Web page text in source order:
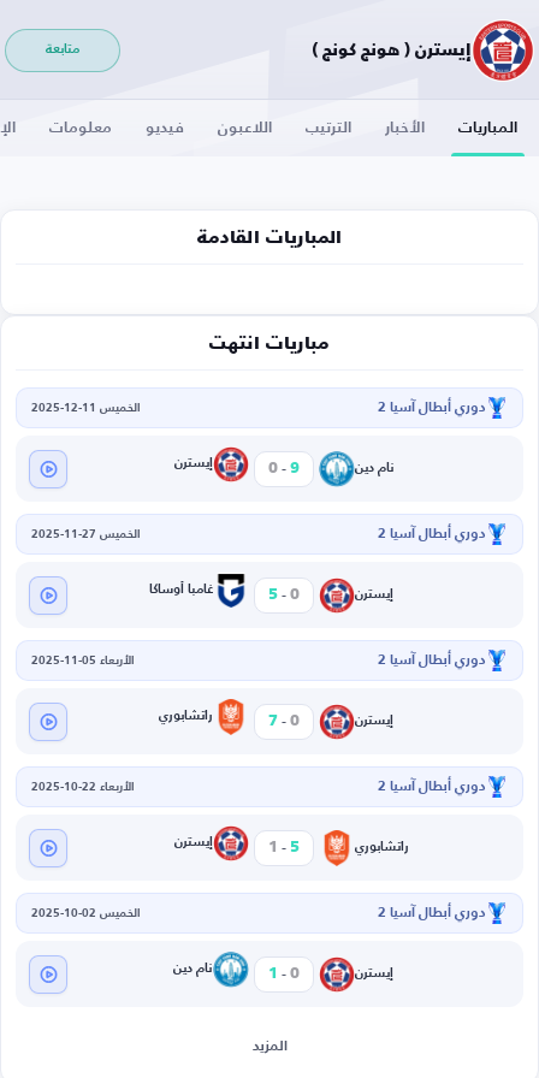
إيسترن ( هونج كونج ) متابعة
المباريات الأخبار الترتيب اللاعبون فيديو معلومات
المباريات القادمة
مباريات انتهت
دوري أبطال آسيا 2 الخميس 11-12-2025
نام دين 9
-
0 إيسترن
دوري أبطال آسيا 2 الخميس 27-11-2025
إيسترن 0
-
5 غامبا أوساكا
دوري أبطال آسيا 2 الأربعاء 05-11-2025
إيسترن 0
-
7 راتشابوري
دوري أبطال آسيا 2 الأربعاء 22-10-2025
راتشابوري 5
-
1 إيسترن
دوري أبطال آسيا 2 الخميس 02-10-2025
إيسترن 0
-
1 نام دين
المزيد